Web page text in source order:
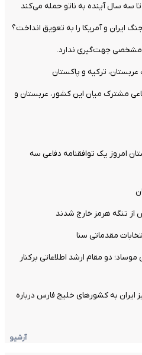
سه سال آینده به ناتو حمله می‌کند
ایران و آمریکا را به تعویق انداخت؟
مشخصی جهت‌گیری ندارد.
ترکیه و پاکستان
مشترک میان این کشور، عربستان و
امروز یک توافقنامه دفاعی سه
دو مقام ارشد اطلاعاتی برکنار
ایران به کشورهای خلیج فارس درباره
آرشیو